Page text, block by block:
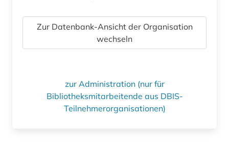
Zur Datenbank-Ansicht der Organisation
wechseln
zur Administration (nur für
Bibliotheksmitarbeitende aus DBIS-
Teilnehmerorganisationen)